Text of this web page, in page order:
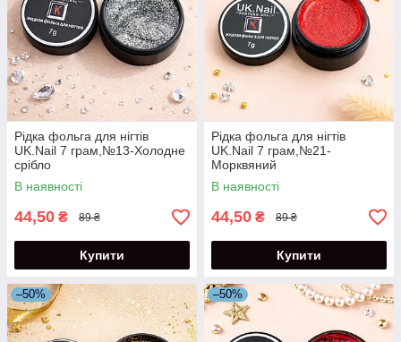
Рідка фольга для нігтів
UK.Nail 7 грам,№13-Холодне
срібло
В наявності
44,50 ₴ 89 ₴
Купити
Рідка фольга для нігтів
UK.Nail 7 грам,№21-
Морквяний
В наявності
44,50 ₴ 89 ₴
Купити
–50% –50%